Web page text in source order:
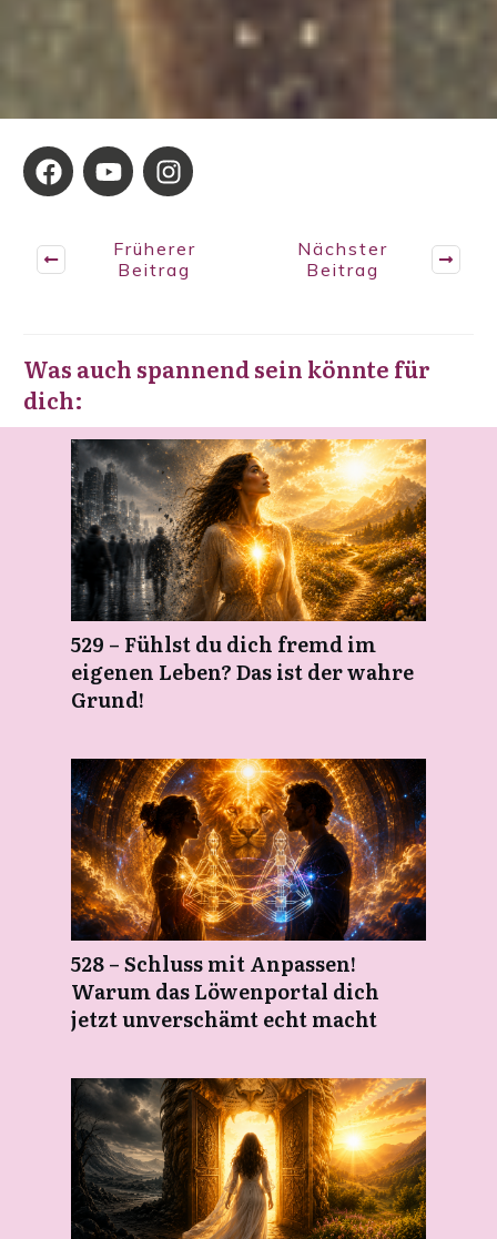
Früherer
Beitrag
Nächster
Beitrag
Was auch spannend sein könnte für
dich:
529 – Fühlst du dich fremd im
eigenen Leben? Das ist der wahre
Grund!
528 – Schluss mit Anpassen!
Warum das Löwenportal dich
jetzt unverschämt echt macht